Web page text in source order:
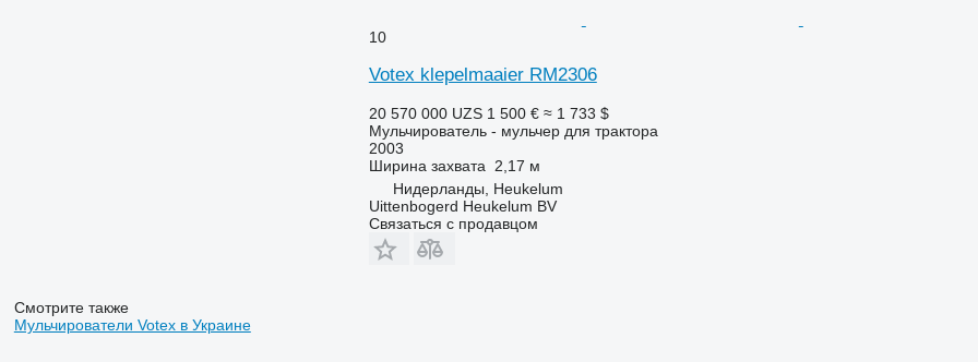
10
Votex klepelmaaier RM2306
20 570 000 UZS 1 500 € ≈ 1 733 $
Мульчирователь - мульчер для трактора
2003
Ширина захвата
2,17 м
Нидерланды, Heukelum
Uittenbogerd Heukelum BV
Связаться с продавцом
Смотрите также
Мульчирователи Votex в Украине